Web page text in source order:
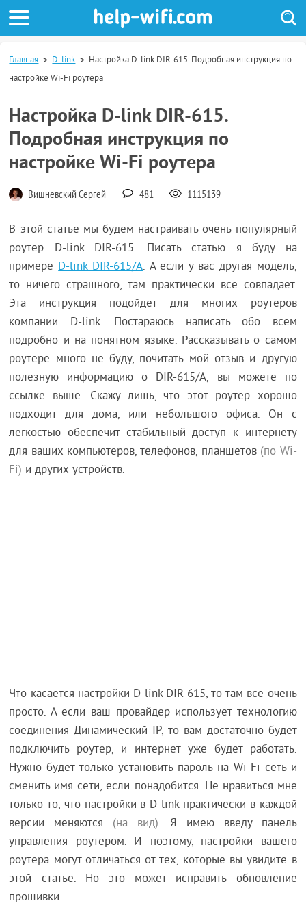
Главная D-link
Настройка D-link DIR-615. Подробная инструкция по
настройке Wi-Fi роутера
Настройка D-link DIR-615.
Подробная инструкция по
настройке Wi-Fi роутера
Вишневский Сергей 481 1115139
В этой статье мы будем настраивать очень популярный
роутер D-link DIR-615. Писать статью я буду на
примереD-link DIR-615/A. А если у вас другая модель,
то ничего страшного, там практически все совпадает.
Эта инструкция подойдет для многих роутеров
компании D-link. Постараюсь написать обо всем
подробно и на понятном языке. Рассказывать о самом
роутере много не буду, почитать мой отзыв и другую
полезную информацию о DIR-615/A, вы можете по
ссылке выше. Скажу лишь, что этот роутер хорошо
подходит для дома, или небольшого офиса. Он с
легкостью обеспечит стабильный доступ к интернету
для ваших компьютеров, телефонов, планшетов (по Wi-
Fi) и других устройств.
Что касается настройки D-link DIR-615, то там все очень
просто. А если ваш провайдер использует технологию
соединения Динамический IP, то вам достаточно будет
подключить роутер, и интернет уже будет работать.
Нужно будет только установить пароль на Wi-Fi сеть и
сменить имя сети, если понадобится. Не нравиться мне
только то, что настройки в D-link практически в каждой
версии меняются (на вид). Я имею введу панель
управления роутером. И поэтому, настройки вашего
роутера могут отличаться от тех, которые вы увидите в
этой статье. Но это может исправить обновление
прошивки.